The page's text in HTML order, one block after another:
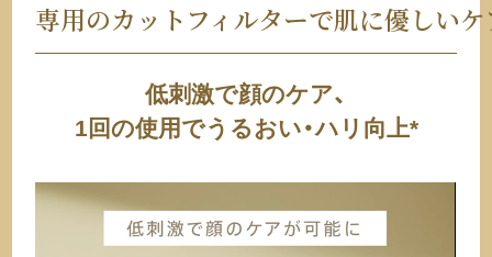
専用のカットフィルターで肌に優しい
低刺激で顔のケア、
1回の使用でうるおい・ハリ向上*